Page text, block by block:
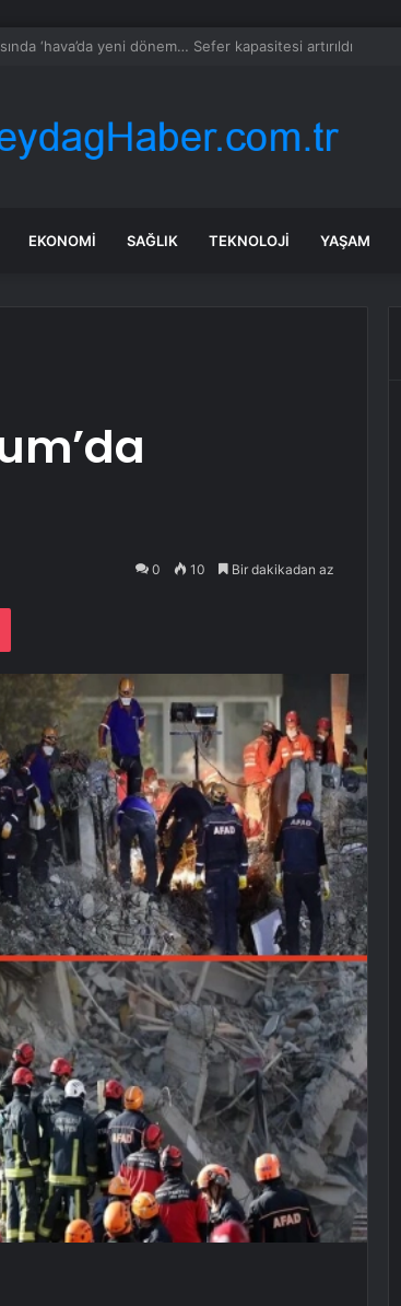
Yoğun Trafik
EKONOMI SAĞLIK TEKNOLOJI YAŞAM
0 10 Bir dakikadan az
Pocket